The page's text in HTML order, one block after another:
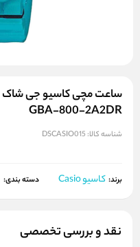
GBA-800-2A2DR
شناسه کالا: DSCASIO015
برند: کاسیو Casio دسته بندی:
نقد و بررسی تخصصی